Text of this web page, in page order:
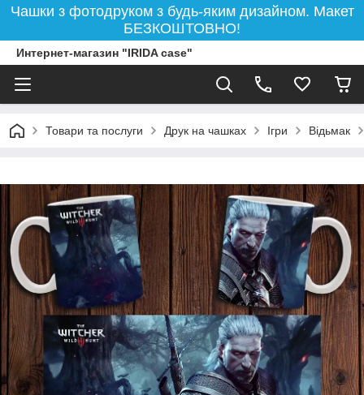
Чашки з фотодруком з будь-яким дизайном. Макет
БЕЗКОШТОВНО!
Интернет-магазин "IRIDA case"
Товари та послуги Друк на чашках Ігри Відьмак